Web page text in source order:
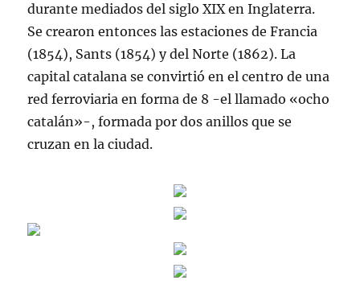
durante mediados del siglo XIX en Inglaterra.
Se crearon entonces las estaciones de Francia
(1854), Sants (1854) y del Norte (1862). La
capital catalana se convirtió en el centro de una
red ferroviaria en forma de 8 -el llamado «ocho
catalán»-, formada por dos anillos que se
cruzan en la ciudad.